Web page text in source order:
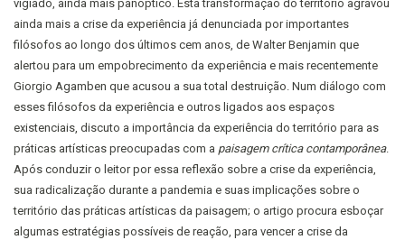
vigiado, ainda mais panóptico. Esta transformação do território agravou
ainda mais a crise da experiência já denunciada por importantes
filósofos ao longo dos últimos cem anos, de Walter Benjamin que
alertou para um empobrecimento da experiência e mais recentemente
Giorgio Agamben que acusou a sua total destruição. Num diálogo com
esses filósofos da experiência e outros ligados aos espaços
existenciais, discuto a importância da experiência do território para as
práticas artísticas preocupadas com a paisagem crítica contamporânea.
Após conduzir o leitor por essa reflexão sobre a crise da experiência,
sua radicalização durante a pandemia e suas implicações sobre o
território das práticas artísticas da paisagem; o artigo procura esboçar
algumas estratégias possíveis de reação, para vencer a crise da